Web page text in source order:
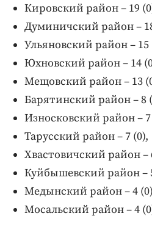
Кировский район – 19
Думиничский район –
Ульяновский район – 15
Юхновский район – 14
Мещовский район – 13
Барятинский район – 8
Износковский район – 7
Тарусский район – 7 (0),
Хвастовичский район –
Куйбышевский район –
Медынский район – 4
Мосальский район – 4